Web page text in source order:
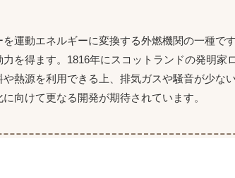
運動エネルギーに変換する外燃機関の一種で
を得ます。1816年にスコットランドの発明家
熱源を利用できる上、排気ガスや騒音が少な
向けて更なる開発が期待されています。